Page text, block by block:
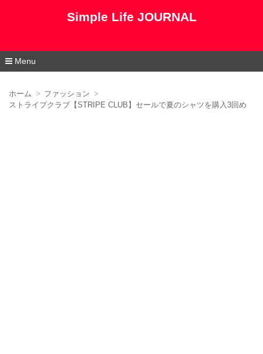
Simple Life JOURNAL
Menu
ホーム
ファッション
ストライプクラブ【STRIPE CLUB】セールで夏のシャツを購入3回め